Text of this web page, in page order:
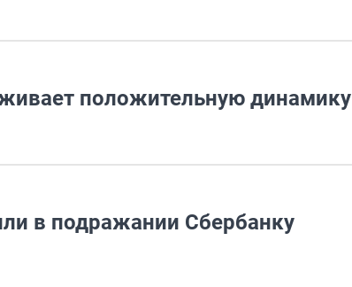
положительную динамику
в подражании Сбербанку